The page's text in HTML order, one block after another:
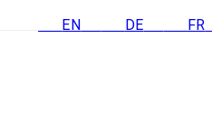
EN DE FR